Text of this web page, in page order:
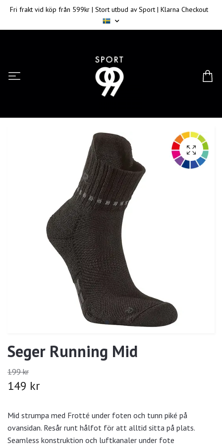
Fri frakt vid köp från 599kr | Stort utbud av Sport | Klarna Checkout
Seger Running Mid
199 kr
149 kr
Mid strumpa med Frotté under foten och tunn piké på
ovansidan. Resår runt hålfot för att alltid sitta på plats.
Seamless konstruktion och luftkanaler under fote